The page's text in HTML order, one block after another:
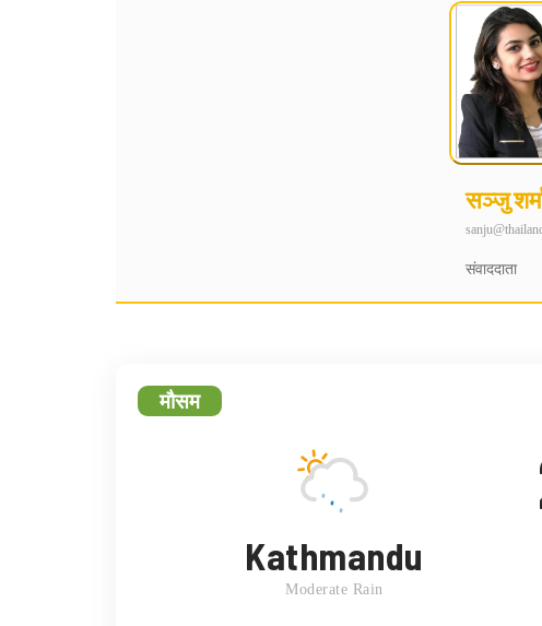
सञ्जु
संवाददाता
मौसम
Kathmandu
Moderate Rain